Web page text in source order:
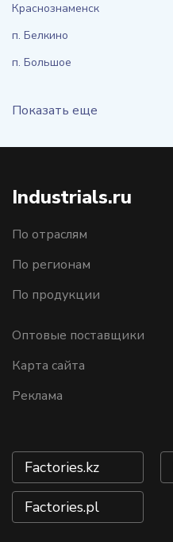
Краснознаменск
п. Белкино
п. Большое
Показать еще
Industrials.ru
По отраслям
По регионам
По продукции
Оптовые поставщики
Карта сайта
Реклама
Factories.kz
Factories.pl